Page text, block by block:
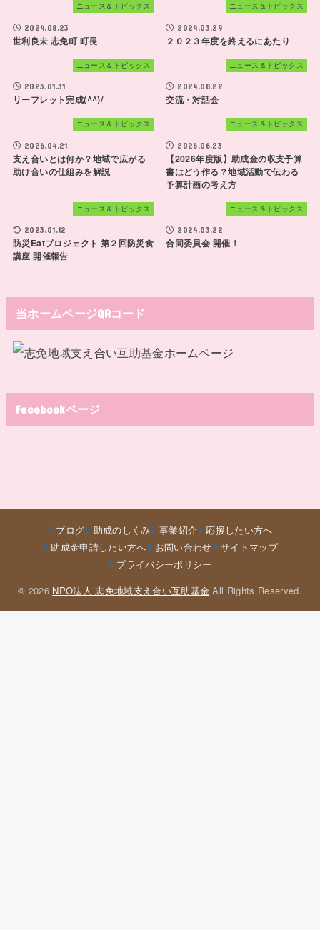
ニュース＆トピックス
2024.08.23
世利良未 志免町 町長
ニュース＆トピックス
2024.03.29
２０２３年度を終えるにあたり
ニュース＆トピックス
2023.01.31
リーフレット完成(^^)/
ニュース＆トピックス
2024.08.22
交流・対話会
ニュース＆トピックス
2026.04.21
支え合いとは何か？地域で広がる
助け合いの仕組みを解説
ニュース＆トピックス
2026.06.23
【2026年度版】助成金の収支予算
書はどう作る？地域活動で伝わる
予算計画の考え方
ニュース＆トピックス
2023.01.12
防災Eatプロジェクト 第２回防災食
講座 開催報告
ニュース＆トピックス
2024.03.22
合同委員会 開催！
当ホームページQRコード
Facebookページ
ブログ 助成のしくみ 事業紹介
応援したい方へ
助成金申請したい方へ
お問い合わせ
サイトマップ
プライバシーポリシー
© 2026 NPO法人 志免地域支え合い互助基金 All Rights Reserved.